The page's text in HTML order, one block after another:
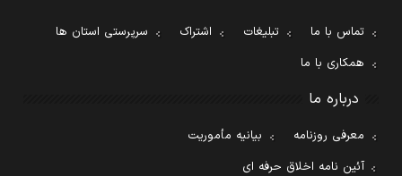
تماس با ما تبلیغات اشتراک
سرپرستی استان ها
همکاری با ما
درباره ما
معرفی روزنامه
بیانیه مأموریت
آئین نامه اخلاق حرفه ای